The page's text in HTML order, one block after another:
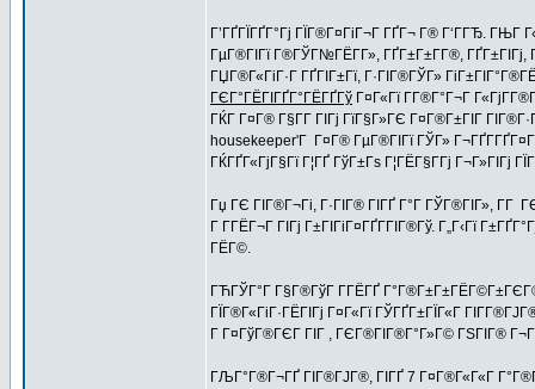
Г’ГҐГЇГҐГ°Гј ГЇГ®Г¤ГіГ¬Г ГҐГ¬ Г® Г‘ГГЂ.
ГµГ®ГІГї Г®ГЎГ№ГЁГ­Г», ГҐГ±Г±Г­Г®,
ГЏГ®Г«ГіГ·Г ГҐГІГ±Гї, Г·ГІГ®ГЎГ»
ГЄГ°ГЁГІГҐГ°ГЁГҐГў Г¤Г«Гї Г­Г®Г°Г¬Г
ГЌГ Г¤Г® Г§Г­Г ГІГј ГїГ§Г»ГЄ Г¤Г®Г±ГІГ
housekeeper'Г Г¤Г® ГµГ®ГІГї ГЎГ»
ГЌГҐГ«ГјГ§Гї Г¦ГҐ ГўГ±Гѕ Г¦ГЁГ§Г­Гј
Гџ ГЄ ГІГ®Г¬Гі, Г·ГІГ® ГІГҐ Г°Г ГЎГ®ГІГ», Г­Г
Г Г­ГЁГ¬Г ГІГј Г±ГІГіГ¤ГҐГ­ГІГ®Гў. Г„Г‹Гї
ГЁГ©.
ГЋГЎГ°Г Г§Г®ГўГ Г­ГЁГҐ
ГЇГ®Г«ГіГ·ГЁГІГј Г¤Г«Гї ГЎГҐГ±ГЇГ«Г
Г Г¤ГўГ®ГЄГ ГІГ , ГЄГ®ГІГ®Г°Г»Г© ГЅГІГ®
ГЉГ°Г®Г¬ГҐ ГІГ®ГЈГ®, ГІГҐ 7 Г¤Г®Г«Г«Г